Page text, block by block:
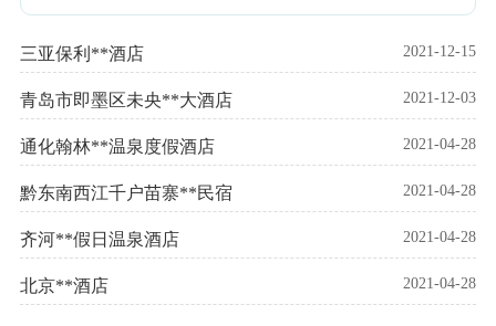
三亚保利**酒店 2021-12-15
青岛市即墨区未央**大酒店 2021-12-03
通化翰林**温泉度假酒店 2021-04-28
黔东南西江千户苗寨**民宿 2021-04-28
齐河**假日温泉酒店 2021-04-28
北京**酒店 2021-04-28